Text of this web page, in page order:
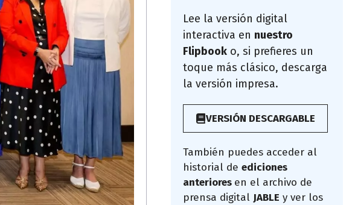
Lee la versión digital
interactiva en nuestro
Flipbook o, si prefieres un
toque más clásico, descarga
la versión impresa.
VERSIÓN DESCARGABLE
También puedes acceder al
historial de ediciones
anteriores en el archivo de
prensa digital JABLE y ver los